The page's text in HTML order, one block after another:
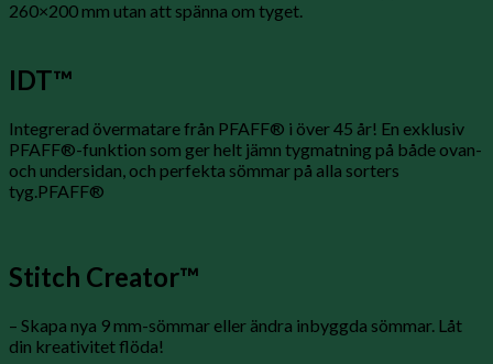
260×200 mm utan att spänna om tyget.
IDT™
Integrerad övermatare från PFAFF® i över 45 år! En exklusiv
PFAFF®-funktion som ger helt jämn tygmatning på både ovan-
och undersidan, och perfekta sömmar på alla sorters
tyg.PFAFF®
Stitch Creator™
– Skapa nya 9 mm-sömmar eller ändra inbyggda sömmar. Låt
din kreativitet flöda!